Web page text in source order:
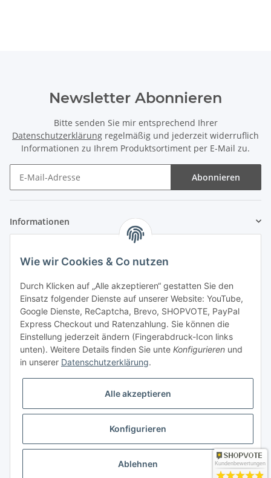
Newsletter Abonnieren
Bitte senden Sie mir entsprechend Ihrer
Datenschutzerklärung regelmäßig und jederzeit widerruflich
Informationen zu Ihrem Produktsortiment per E-Mail zu.
Abonnieren
Informationen
Zahlung & Versand
Mein Konto
* Alle Preise inkl. gesetzlicher USt., zzgl.Versand
Wie wir Cookies & Co nutzen
Durch Klicken auf „Alle akzeptieren“ gestatten Sie den
Einsatz folgender Dienste auf unserer Website: YouTube,
Google Dienste, ReCaptcha, Brevo, SHOPVOTE, PayPal
Express Checkout und Ratenzahlung. Sie können die
Einstellung jederzeit ändern (Fingerabdruck-Icon links
unten). Weitere Details finden Sie unte Konfigurieren und
in unserer Datenschutzerklärung.
Alle akzeptieren
Konfigurieren
Ablehnen Kundenbewertungen